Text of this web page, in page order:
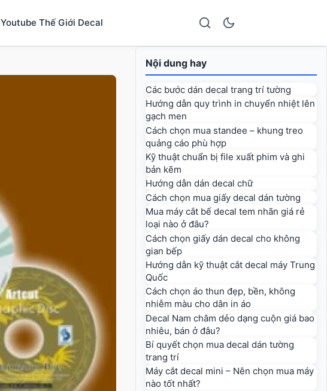
Youtube Thế Giới Decal
Nội dung hay
Các bước dán decal trang trí tường
Hướng dẫn quy trình in chuyển nhiệt lên
gạch men
Cách chọn mua standee – khung treo
quảng cáo phù hợp
Kỹ thuật chuẩn bị file xuất phim và ghi
bản kẽm
Hướng dẫn dán decal chữ
Cách chọn mua giấy decal dán tường
Mua máy cắt bế decal tem nhãn giá rẻ
loại nào ở đâu?
Cách chọn giấy dán decal cho không
gian bếp
Hướng dẫn kỹ thuật cắt decal máy Trung
Quốc
Cách chọn áo thun đẹp, bền, không
nhiễm màu cho dân in áo
Decal Nam châm dẻo dạng cuộn giá bao
nhiêu, bán ở đâu?
Bí quyết chọn mua decal dán tường
trang trí
Máy cắt decal mini – Nên chọn mua máy
nào tốt nhất?